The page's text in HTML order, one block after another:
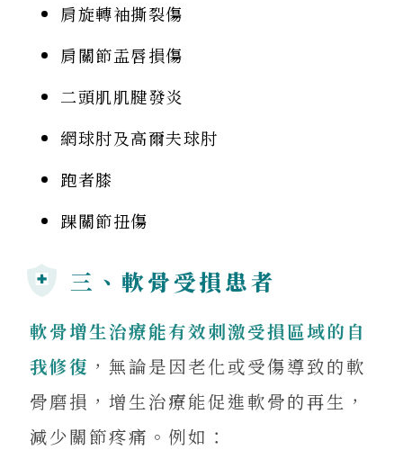
肩旋轉袖撕裂傷
肩關節盂唇損傷
二頭肌肌腱發炎
網球肘及高爾夫球肘
跑者膝
踝關節扭傷
三、軟骨受損患者
軟骨增生治療能有效刺激受損區域的自
我修復 ，無論是因老化或受傷導致的軟
骨磨損，增生治療能促進軟骨的再生，
減少關節疼痛。例如：